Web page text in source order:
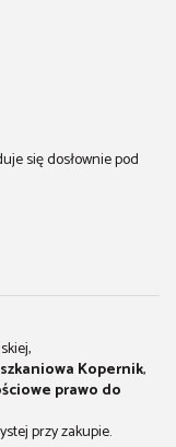
się dosłownie pod
Kopernik,
prawo do
przy zakupie.